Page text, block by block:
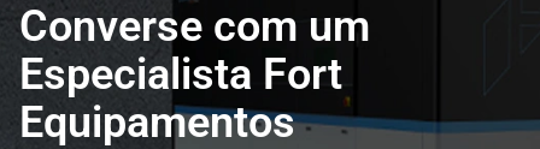
Converse com um
Especialista Fort
Equipamentos